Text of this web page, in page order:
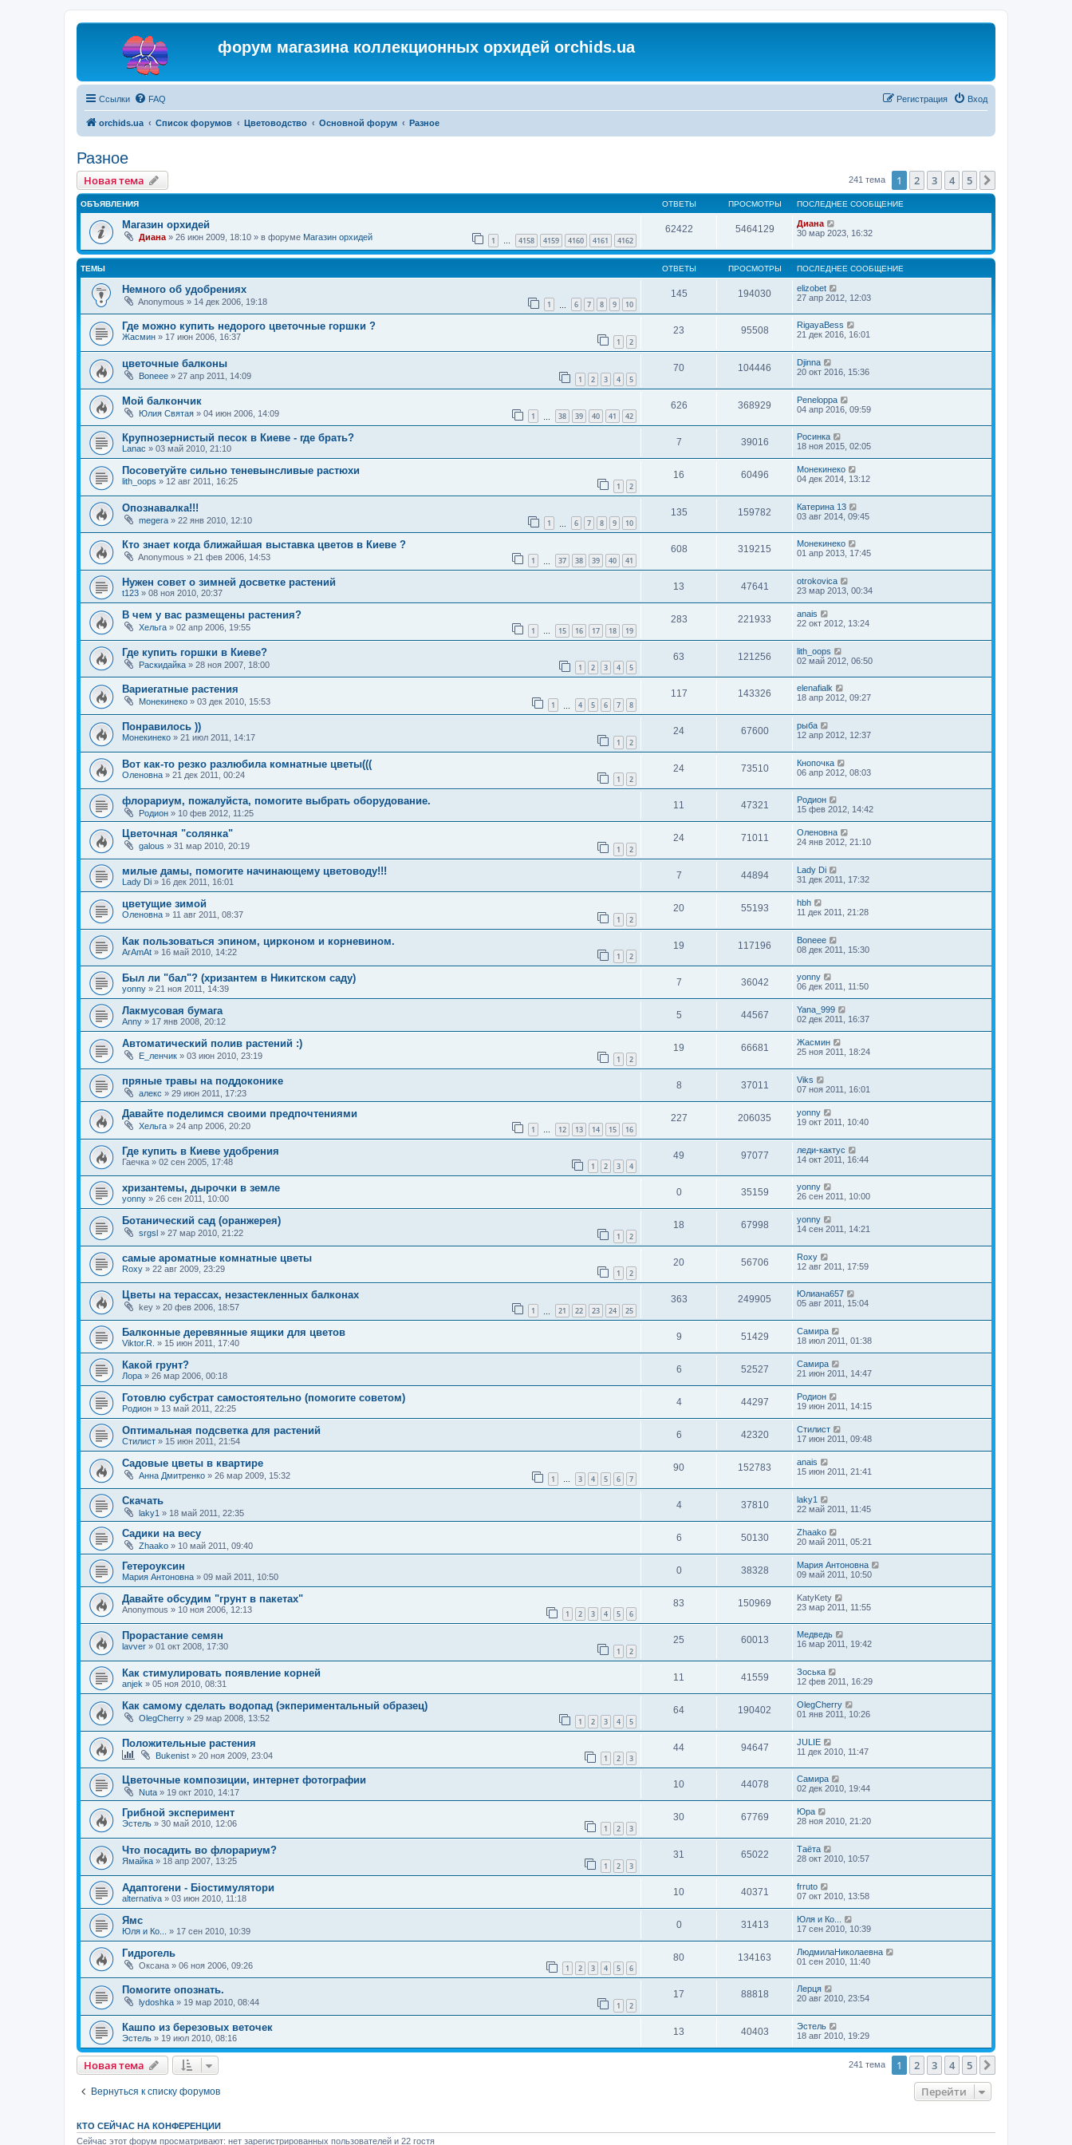
форум магазина коллекционных орхидей orchids.ua
Ссылки FAQ Вход
Регистрация
orchids.ua Список форумов Цветоводство Основной форум Разное
Разное
Новая тема 241 тема 1 2 3 4 5
ОБЪЯВЛЕНИЯ ОТВЕТЫ ПРОСМОТРЫ ПОСЛЕДНЕЕ СООБЩЕНИЕ
Магазин орхидей
Диана » 26 июн 2009, 18:10 » в форуме Магазин орхидей 1 … 4158 4159 4160 4161 4162
62422 5464129
Диана
30 мар 2023, 16:32
ТЕМЫ ОТВЕТЫ ПРОСМОТРЫ ПОСЛЕДНЕЕ СООБЩЕНИЕ
Немного об удобрениях
Anonymous » 14 дек 2006, 19:18 1 6 7 8 9 10
145 194030
elizobet
27 апр 2012, 12:03
Где можно купить недорого цветочные горшки ?
Жасмин » 17 июн 2006, 16:37 1 2
23 95508
RigayaBess
21 дек 2016, 16:01
цветочные балконы
Boneee » 27 апр 2011, 14:09 1 2 3 4 5
70 104446
Djinna
20 окт 2016, 15:36
Мой балкончик
Юлия Святая » 04 июн 2006, 14:09 1 38 39 40 41 42
626 368929
Peneloppa
04 апр 2016, 09:59
Крупнозернистый песок в Киеве - где брать?
Lanac » 03 май 2010, 21:10
7 39016
Росинка
18 ноя 2015, 02:05
Посоветуйте сильно теневынсливые растюхи
lith_oops » 12 авг 2011, 16:25 1 2
16 60496
Монекинеко
04 дек 2014, 13:12
Опознавалка!!!
megera » 22 янв 2010, 12:10 1 6 7 8 9 10
135 159782
Катерина 13
03 авг 2014, 09:45
Кто знает когда ближайшая выставка цветов в Киеве ?
Anonymous » 21 фев 2006, 14:53 1 37 38 39 40 41
608 319215
Монекинеко
01 апр 2013, 17:45
Нужен совет о зимней досветке растений
t123 » 08 ноя 2010, 20:37
13 47641
otrokovica
23 мар 2013, 00:34
В чем у вас размещены растения?
Хельга » 02 апр 2006, 19:55 1 … 15 16 17 18 19
283 221933
anais
22 окт 2012, 13:24
Где купить горшки в Киеве?
Раскидайка » 28 ноя 2007, 18:00 1 2 3 4 5
63 121256
lith_oops
02 май 2012, 06:50
Вариегатные растения
Монекинеко » 03 дек 2010, 15:53 1 4 5 6 7 8
117 143326
elenafialk
18 апр 2012, 09:27
Понравилось ))
Монекинеко » 21 июл 2011, 14:17 1 2
24 67600
рыба
12 апр 2012, 12:37
Вот как-то резко разлюбила комнатные цветы(((
Оленовна » 21 дек 2011, 00:24 1 2
24 73510
Кнопочка
06 апр 2012, 08:03
флорариум, пожалуйста, помогите выбрать оборудование.
Родион » 10 фев 2012, 11:25
11 47321
Родион
15 фев 2012, 14:42
Цветочная "солянка"
galous » 31 мар 2010, 20:19 1 2
24 71011
Оленовна
24 янв 2012, 21:10
милые дамы, помогите начинающему цветоводу!!!
Lady Di » 16 дек 2011, 16:01
7 44894
Lady Di
31 дек 2011, 17:32
цветущие зимой
Оленовна » 11 авг 2011, 08:37 1 2
20 55193
hbh
11 дек 2011, 21:28
Как пользоваться эпином, цирконом и корневином.
ArAmAt » 16 май 2010, 14:22 1 2
19 117196
Boneee
08 дек 2011, 15:30
Был ли "бал"? (хризантем в Никитском саду)
yonny » 21 ноя 2011, 14:39
7 36042
yonny
06 дек 2011, 11:50
Лакмусовая бумага
Anny » 17 янв 2008, 20:12
5 44567
Yana_999
02 дек 2011, 16:37
Автоматический полив растений :)
Е_ленчик » 03 июн 2010, 23:19 1 2
19 66681
Жасмин
25 ноя 2011, 18:24
пряные травы на поддоконике
алекс » 29 июн 2011, 17:23
8 37011
Viks
07 ноя 2011, 16:01
Давайте поделимся своими предпочтениями
Хельга » 24 апр 2006, 20:20 1 12 13 14 15 16
227 206035
yonny
19 окт 2011, 10:40
Где купить в Киеве удобрения
Гаечка » 02 сен 2005, 17:48 1 2 3 4
49 97077
леди-кактус
14 окт 2011, 16:44
хризантемы, дырочки в земле
yonny » 26 сен 2011, 10:00
0 35159
yonny
26 сен 2011, 10:00
Ботанический сад (оранжерея)
srgsl » 27 мар 2010, 21:22 1 2
18 67998
yonny
14 сен 2011, 14:21
самые ароматные комнатные цветы
Roxy » 22 авг 2009, 23:29 1 2
20 56706
Roxy
12 авг 2011, 17:59
Цветы на терассах, незастекленных балконах
key » 20 фев 2006, 18:57 1 21 22 23 24 25
363 249905
Юлиана657
05 авг 2011, 15:04
Балконные деревянные ящики для цветов
Viktor.R. » 15 июн 2011, 17:40
9 51429
Самира
18 июл 2011, 01:38
Какой грунт?
Лора » 26 мар 2006, 00:18
6 52527
Самира
21 июн 2011, 14:47
Готовлю субстрат самостоятельно (помогите советом)
Родион » 13 май 2011, 22:25
4 44297
Родион
19 июн 2011, 14:15
Оптимальная подсветка для растений
Стилист » 15 июн 2011, 21:54
6 42320
Стилист
17 июн 2011, 09:48
Садовые цветы в квартире
Анна Дмитренко » 26 мар 2009, 15:32 1 … 3 4 5 6 7
90 152783
anais
15 июн 2011, 21:41
Скачать
laky1 » 18 май 2011, 22:35
4 37810
laky1
22 май 2011, 11:45
Садики на весу
Zhaako » 10 май 2011, 09:40
6 50130
Zhaako
20 май 2011, 05:21
Гетероуксин
Мария Антоновна » 09 май 2011, 10:50
0 38328
Мария Антоновна
09 май 2011, 10:50
Давайте обсудим "грунт в пакетах"
Anonymous » 10 ноя 2006, 12:13 1 2 3 4 5 6
83 150969
KatyKety
23 мар 2011, 11:55
Прорастание семян
lavver » 01 окт 2008, 17:30 1 2
25 60013
Медведь
16 мар 2011, 19:42
Как стимулировать появление корней
anjek » 05 ноя 2010, 08:31
11 41559
Зоська
12 фев 2011, 16:29
Как самому сделать водопад (экпериментальный образец)
OlegCherry » 29 мар 2008, 13:52 1 2 3 4 5
64 190402
OlegCherry
01 янв 2011, 10:26
Положительные растения
Bukenist » 20 ноя 2009, 23:04 1 2 3
44 94647
JULIE
11 дек 2010, 11:47
Цветочные композиции, интернет фотографии
Nuta » 19 окт 2010, 14:17
10 44078
Самира
02 дек 2010, 19:44
Грибной эксперимент
Эстель » 30 май 2010, 12:06 1 2 3
30 67769
Юра
28 ноя 2010, 21:20
Что посадить во флорариум?
Ямайка » 18 апр 2007, 13:25 1 2 3
31 65022
Таёта
28 окт 2010, 10:57
Адаптогени - Біостимулятори
alternativa » 03 июн 2010, 11:18
10 40371
frruto
07 окт 2010, 13:58
Ямс
Юля и Ко... » 17 сен 2010, 10:39
0 31413
Юля и Ко...
17 сен 2010, 10:39
Гидрогель
Оксана » 06 ноя 2006, 09:26 1 2 3 4 5 6
80 134163
ЛюдмилаНиколаевна
01 сен 2010, 11:40
Помогите опознать.
lydoshka » 19 мар 2010, 08:44 1 2
17 88818
Лерця
20 авг 2010, 23:54
Кашпо из березовых веточек
Эстель » 19 июл 2010, 08:16
13 40403
Эстель
18 авг 2010, 19:29
Новая тема 241 тема 1 2 3 4 5
Вернуться к списку форумов Перейти
КТО СЕЙЧАС НА КОНФЕРЕНЦИИ
Сейчас этот форум просматривают: нет зарегистрированных пользователей и 22 гостя